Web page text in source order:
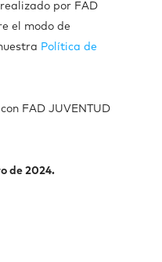
por FAD
el modo de
Política de
FAD JUVENTUD
de 2024.